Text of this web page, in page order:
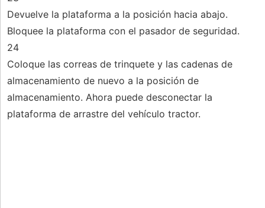
Devuelve la plataforma a la posición hacia abajo.
Bloquee la plataforma con el pasador de seguridad.
24
Coloque las correas de trinquete y las cadenas de
almacenamiento de nuevo a la posición de
almacenamiento. Ahora puede desconectar la
plataforma de arrastre del vehículo tractor.